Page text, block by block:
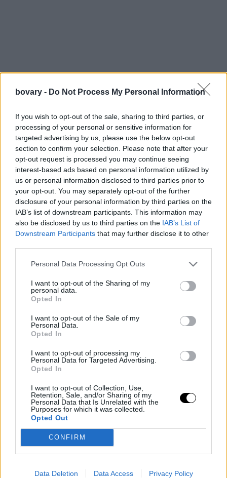
bovary - Do Not Process My Personal Information
If you wish to opt-out of the sale, sharing to third parties, or
processing of your personal or sensitive information for
targeted advertising by us, please use the below opt-out
section to confirm your selection. Please note that after your
opt-out request is processed you may continue seeing
interest-based ads based on personal information utilized by
us or personal information disclosed to third parties prior to
your opt-out. You may separately opt-out of the further
disclosure of your personal information by third parties on the
IAB’s list of downstream participants. This information may
also be disclosed by us to third parties on the IAB’s List of
Downstream Participants that may further disclose it to other
Personal Data Processing Opt Outs
I want to opt-out of the Sharing of my
personal data.
Opted In
I want to opt-out of the Sale of my
Personal Data.
Opted In
I want to opt-out of processing my
Personal Data for Targeted Advertising.
Opted In
I want to opt-out of Collection, Use,
Retention, Sale, and/or Sharing of my
Personal Data that Is Unrelated with the
Purposes for which it was collected.
Opted Out
CONFIRM
Data Deletion Data Access Privacy Policy